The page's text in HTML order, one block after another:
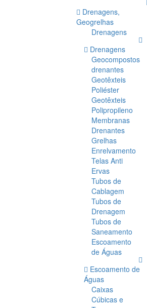
Drenagens,
Geogrelhas
Drenagens
Drenagens
Geocompostos
drenantes
Geotêxteis
Poliéster
Geotêxteis
Polipropileno
Membranas
Drenantes
Grelhas
Enrelvamento
Telas Anti
Ervas
Tubos de
Cablagem
Tubos de
Drenagem
Tubos de
Saneamento
Escoamento
de Águas
Escoamento de
Águas
Caixas
Cúbicas e